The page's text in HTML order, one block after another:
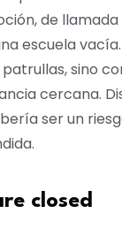
de
escuela
sino
cercana.
ser un
closed